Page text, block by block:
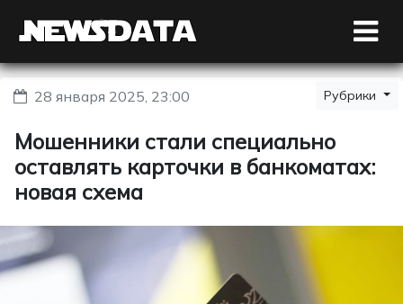
28 января 2025, 23:00 Рубрики
Мошенники стали специально
оставлять карточки в банкоматах:
новая схема